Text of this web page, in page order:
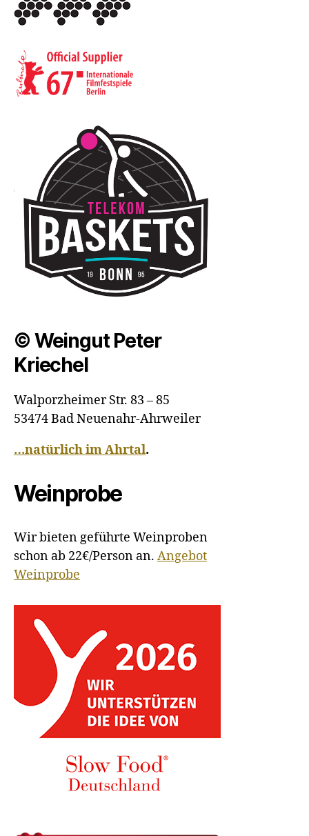
© Weingut Peter
Kriechel
Walporzheimer Str. 83 – 85
53474 Bad Neuenahr-Ahrweiler
…natürlich im Ahrtal.
Weinprobe
Wir bieten geführte Weinproben
schon ab 22€/Person an. Angebot
Weinprobe